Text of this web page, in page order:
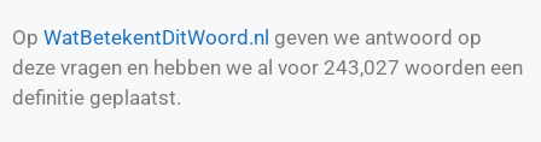
Op WatBetekentDitWoord.nl geven we antwoord op
deze vragen en hebben we al voor 243,027 woorden een
definitie geplaatst.